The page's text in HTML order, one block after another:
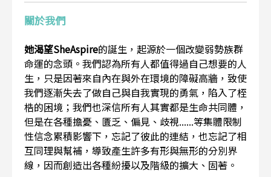
關於我們
她渴望SheAspire的誕生，起源於一個改變弱勢族群
命運的念頭。我們認為所有人都值得過自己想要的人
生，只是因著來自內在與外在環境的障礙高牆，致使
我們逐漸失去了做自己與自我實現的勇氣，陷入了桎
梏的困境；我們也深信所有人其實都是生命共同體，
但是在各種擔憂、匱乏、偏見、歧視......等集體限制
性信念累積影響下，忘記了彼此的連結，也忘記了相
互同理與幫補，導致產生許多有形與無形的分別界
線，因而創造出各種紛擾以及階級的擴大、固著。